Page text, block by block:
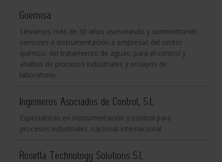
Guemisa
Llevamos más de 30 años asesorando y suministrando
sensores e instrumentación a empresas del sector
químico, del tratamiento de aguas, para el control y
análisis de procesos industriales y ensayos de
laboratorio.
Ingenieros Asociados de Control, S.L.
Especialistas en instrumentación y control para
procesos industriales. nacional-internacional
Rosetta Technology Solutions S.L.